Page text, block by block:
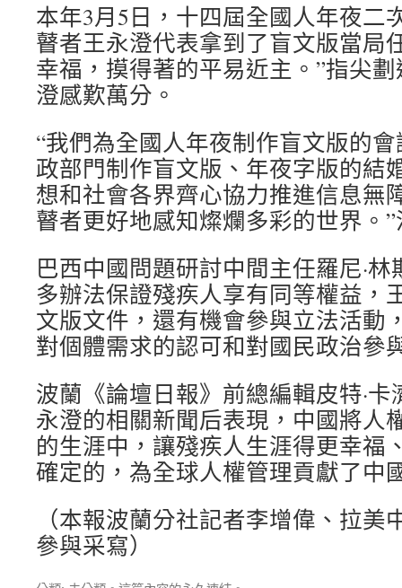
本年3月5日，十四屆全國人年夜二
瞽者王永澄代表拿到了盲文版當局
幸福，摸得著的平易近主。”指尖
澄感歎萬分。
“我們為全國人年夜制作盲文版的
政部門制作盲文版、年夜字版的結
想和社會各界齊心協力推進信息無
瞽者更好地感知燦爛多彩的世界。
巴西中國問題研討中間主任羅尼·
多辦法保證殘疾人享有同等權益，
文版文件，還有機會參與立法活動
對個體需求的認可和對國民政治參
波蘭《論壇日報》前總編輯皮特·
永澄的相關新聞后表現，中國將人
的生涯中，讓殘疾人生涯得更幸福
確定的，為全球人權管理貢獻了中
（本報波蘭分社記者李增偉、拉美
參與采寫）